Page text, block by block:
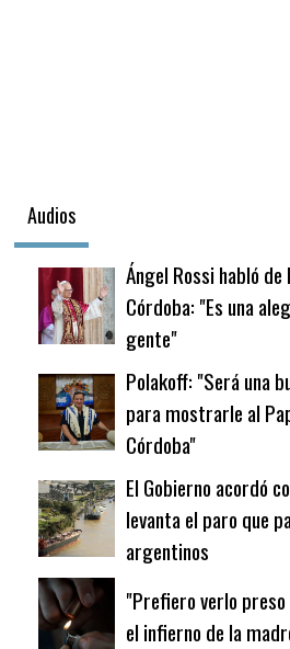
Audios
Ángel Rossi habló
Córdoba: "Es una
gente"
Polakoff: "Será una
para mostrarle al
Córdoba"
El Gobierno acordó
levanta el paro que
argentinos
"Prefiero verlo
el infierno de la